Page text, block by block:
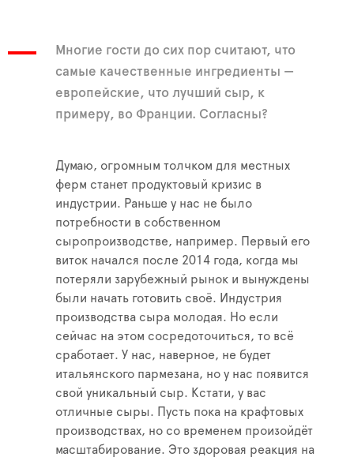
Многие гости до сих пор считают, что
самые качественные ингредиенты —
европейские, что лучший сыр, к
примеру, во Франции. Согласны?
Думаю, огромным толчком для местных
ферм станет продуктовый кризис в
индустрии. Раньше у нас не было
потребности в собственном
сыропроизводстве, например. Первый его
виток начался после 2014 года, когда мы
потеряли зарубежный рынок и вынуждены
были начать готовить своё. Индустрия
производства сыра молодая. Но если
сейчас на этом сосредоточиться, то всё
сработает. У нас, наверное, не будет
итальянского пармезана, но у нас появится
свой уникальный сыр. Кстати, у вас
отличные сыры. Пусть пока на крафтовых
производствах, но со временем произойдёт
масштабирование. Это здоровая реакция на